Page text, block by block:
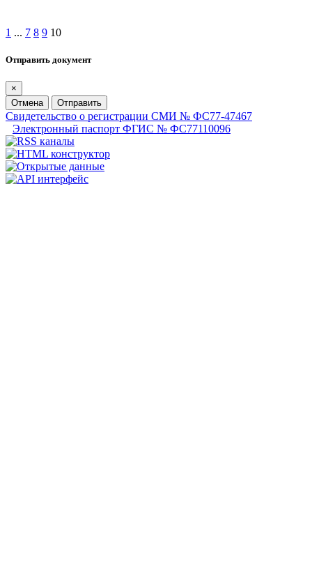
1 ... 7 8 9 10
Отправить документ
×
Отмена
Отправить
Свидетельство о регистрации СМИ № ФС77-47467
Электронный паспорт ФГИС № ФС77110096